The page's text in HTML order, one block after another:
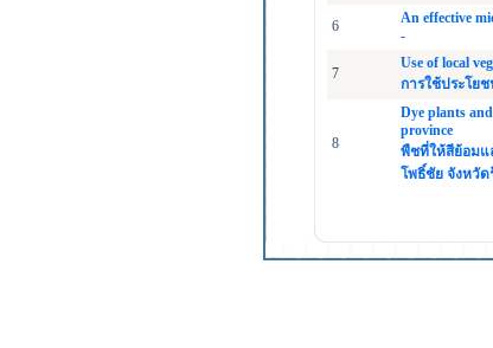
6
An effective
-
7
Use of local
การใช้ประโย
8
Dye plants
province
พืชที่ให้สีย้อมแ
โพธิ์ชัย จังหวัด